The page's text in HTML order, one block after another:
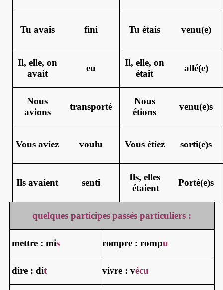
Tu avais fini Tu étais venu(e)
Il, elle, on
avait
eu
Il, elle, on
était
allé(e)
Nous
avions
transporté
Nous
étions
venu(e)s
Vous aviez voulu Vous étiez sorti(e)s
Ils avaient senti
Ils, elles
étaient
Porté(e)s
quelques participes passés particuliers :
mettre : mis rompre : rompu
dire : dit vivre : vécu